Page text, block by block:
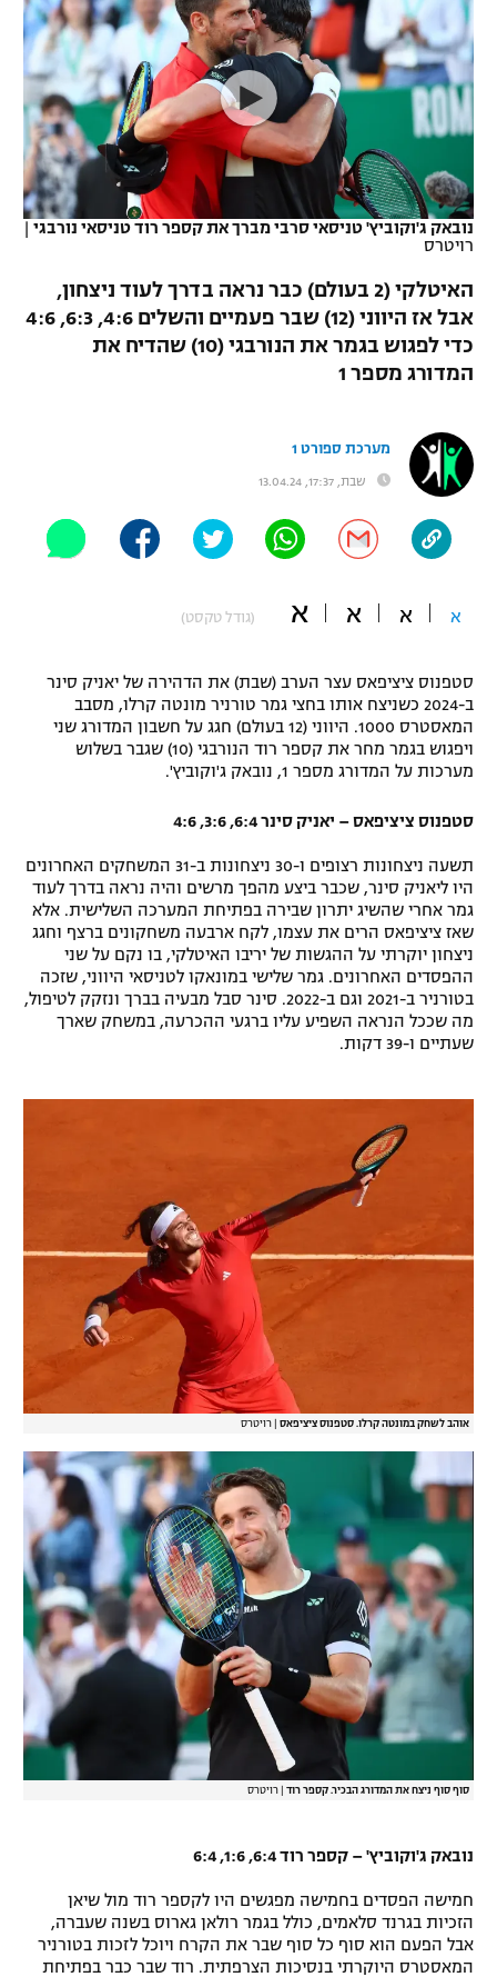
VOD
רץ ברשת
תוצאות
לוח שידורים
ברחבה
"מעל הליגה" – פודקאסט
"מחצית בשכונה" – פודקאסט
משתתפים וזוכים בפרסים
תקנון עבור פעילות אלקטרה
תקנון עבור פעילות ספורט 1 – "מרלן"
טניס
גיימינג E-Sports
תנאי שימוש
מדיניות פרטיות
תקנון פעילות ספורט 1
רשיון להקרנה פומבית לבית עסק
לוח דרושים – ג'ובנט
נבחרת ישראל
מכבי חיפה
בית"ר ירושלים
מכבי תל אביב
הפועל תל אביב
הפועל חיפה
הפועל באר שבע
בני יהודה
ליגה ספרדית
ליגה איטלקית
ליגה צרפתית
ליגה הולנדית
ליגה סינית
ליגה ברזילאית
כדורסל נשים
מכבי תל אביב
הפועל חולון
הפועל ירושלים
דני אבדיה
יורוליג
יורוקאפ
טניס
כדוריד
כדורעף
שחייה
אגרוף
ספורט אולימפי
UFC
היאבקות WWE
אופניים
פוטבול אמריקאי NFL
בייסבול MLB
אומנויות לחימה
גיימינג E-Sports
נובאק ג'וקוביץ' טניסאי סרבי מברך את קספר רוד טניסאי נורבגי |
רויטרס
האיטלקי (2 בעולם) כבר נראה בדרך לעוד ניצחון,
אבל אז היווני (12) שבר פעמיים והשלים 4:6, 6:3, 4:6
כדי לפגוש בגמר את הנורבגי (10) שהדיח את
המדורג מספר 1
מערכת ספורט 1
שבת, 17:37, 13.04.24
א א א א (גודל טקסט)
סטפנוס ציציפאס עצר הערב (שבת) את הדהירה של יאניק סינר
ב-2024 כשניצח אותו בחצי גמר טורניר מונטה קרלו, מסבב
המאסטרס 1000. היווני (12 בעולם) חגג על חשבון המדורג שני
ויפגוש בגמר מחר את קספר רוד הנורבגי (10) שגבר בשלוש
מערכות על המדורג מספר 1, נובאק ג'וקוביץ'.
סטפנוס ציציפאס – יאניק סינר 6:4, 3:6, 4:6
תשעה ניצחונות רצופים ו-30 ניצחונות ב-31 המשחקים האחרונים
היו ליאניק סינר, שכבר ביצע מהפך מרשים והיה נראה בדרך לעוד
גמר אחרי שהשיג יתרון שבירה בפתיחת המערכה השלישית. אלא
שאז ציציפאס הרים את עצמו, לקח ארבעה משחקונים ברצף וחגג
ניצחון יוקרתי על ההגשות של יריבו האיטלקי, בו נקם על שני
ההפסדים האחרונים. גמר שלישי במונאקו לטניסאי היווני, שזכה
בטורניר ב-2021 וגם ב-2022. סינר סבל מבעיה בברך ונזקק לטיפול,
מה שככל הנראה השפיע עליו ברגעי ההכרעה, במשחק שארך
שעתיים ו-39 דקות.
אוהב לשחק במונטה קרלו. סטפנוס ציציפאס רויטרס
סוף סוף ניצח את המדורג הבכיר. קספר רוד רויטרס
נובאק ג'וקוביץ' – קספר רוד 6:4, 1:6, 6:4
חמישה הפסדים בחמישה מפגשים היו לקספר רוד מול שיאן
הזכיות בגרנד סלאמים, כולל בגמר רולאן גארוס בשנה שעברה,
אבל הפעם הוא סוף כל סוף שבר את הקרח ויוכל לזכות בטורניר
המאסטרס היוקרתי בנסיכות הצרפתית. רוד שבר כבר בפתיחת